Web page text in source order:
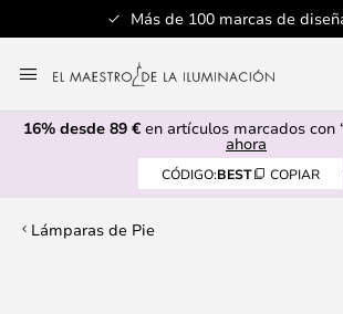
Más de 100 marcas de
al
contenido
16% desde 89 € en artículos marcados con
ahora
CÓDIGO:BEST COPIAR
Lámparas de Pie